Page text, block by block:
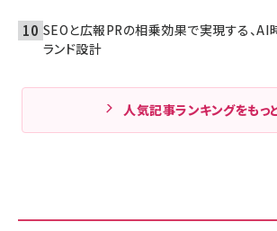
SEOと広報PRの相乗効果で実現する、AI
ランド設計
人気記事ランキングをもっ